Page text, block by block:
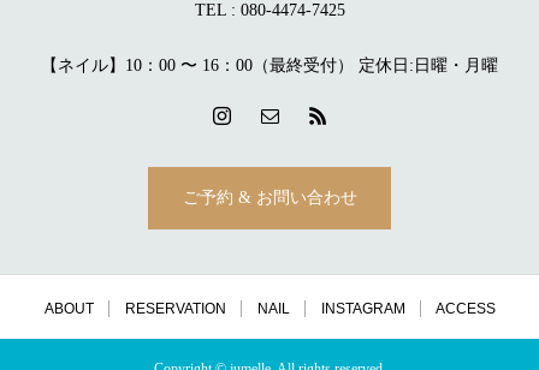
TEL : 080-4474-7425
【ネイル】10：00 〜 16：00（最終受付） 定休日:日曜・月曜
ご予約 & お問い合わせ
ABOUT RESERVATION NAIL INSTAGRAM ACCESS